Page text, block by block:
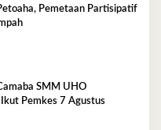
Pemetaan Partisipatif
SMM UHO
Pemkes 7 Agustus